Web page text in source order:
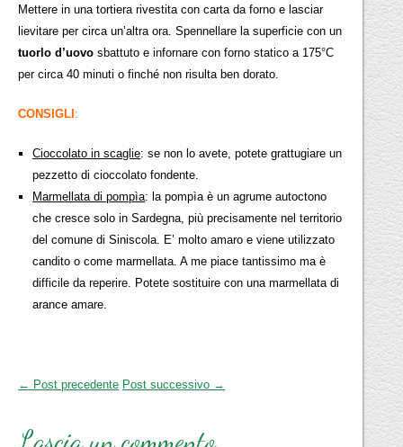
Mettere in una tortiera rivestita con carta da forno e lasciar
lievitare per circa un’altra ora. Spennellare la superficie con un
tuorlo d’uovo sbattuto e infornare con forno statico a 175°C
per circa 40 minuti o finché non risulta ben dorato.
CONSIGLI:
Cioccolato in scaglie: se non lo avete, potete grattugiare un
pezzetto di cioccolato fondente.
Marmellata di pompìa: la pompìa è un agrume autoctono
che cresce solo in Sardegna, più precisamente nel territorio
del comune di Siniscola. E’ molto amaro e viene utilizzato
candito o come marmellata. A me piace tantissimo ma è
difficile da reperire. Potete sostituire con una marmellata di
arance amare.
← Post precedente Post successivo →
Lascia un commento